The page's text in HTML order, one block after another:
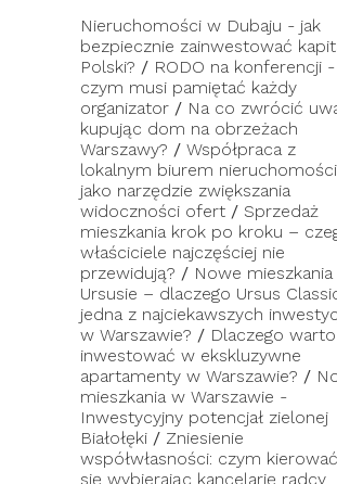
Nieruchomości w Dubaju - jak
bezpiecznie zainwestować
Polski? / RODO na konferencji
czym musi pamiętać każdy
organizator / Na co zwrócić
kupując dom na obrzeżach
Warszawy? / Współpraca z
lokalnym biurem nieruchomości
jako narzędzie zwiększania
widoczności ofert / Sprzedaż
mieszkania krok po kroku –
właściciele najczęściej nie
przewidują? / Nowe mieszkania
Ursusie – dlaczego Ursus
jedna z najciekawszych
w Warszawie? / Dlaczego warto
inwestować w ekskluzywne
apartamenty w Warszawie? /
mieszkania w Warszawie -
Inwestycyjny potencjał zielonej
Białołęki / Zniesienie
współwłasności: czym kierować
się wybierając kancelarię radcy